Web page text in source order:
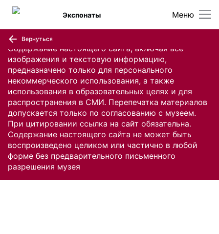
Содержание настоящего сайта, включая все
изображения и текстовую информацию,
предназначено только для персонального
некоммерческого использования, а также
использования в образовательных целях и для
распространения в СМИ. Перепечатка материалов
допускается только по согласованию с музеем.
При цитировании ссылка на сайт обязательна.
Содержание настоящего сайта не может быть
воспроизведено целиком или частично в любой
форме без предварительного письменного
разрешения музея
Меню
Экспонаты
Вернуться